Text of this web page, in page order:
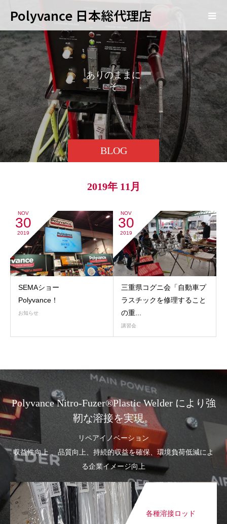
Polyvance 日本総代理店
BLOG
ありのまま に
そのまま
2019年 11月
NOV
30
2019
SEMAショー
Polyvance！
お知らせ
NOV
30
2019
三重県コグニ会「自動車プ
ラスチックを修理すること
の重...
講習会
Polyvance Nitro-Fuzer®Plastic Welder により強
靭な溶接を実現。
リペアイノベーション
収益性向上 、品質向上、持続的収益を確保、環境負荷低減によ
る企業イメージ向上
各種溶接ロッド